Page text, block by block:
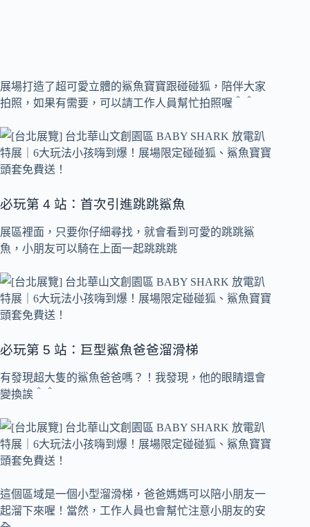
展場打造了超可愛立體的鯊魚寶寶跟碰碰狐，陪伴大家
拍照，如果有需要，可以請工作人員幫忙拍照喔＾＾
必玩第 4 站：首次引進跳跳鯊魚
展區裡面，只要你仔細尋找，就會看到可愛的跳跳鯊
魚，小朋友可以騎在上面一起跳跳跳
必玩第 5 站：巨型鯊魚爸爸溜滑梯
有發現超大隻的鯊魚爸爸嗎？！我發現，他的眼睛還會
變換誒＾＾
這個區域是一個小型溜滑梯，爸爸媽媽可以陪小朋友一
起溜下來喔！當然，工作人員也會幫忙注意小朋友的安